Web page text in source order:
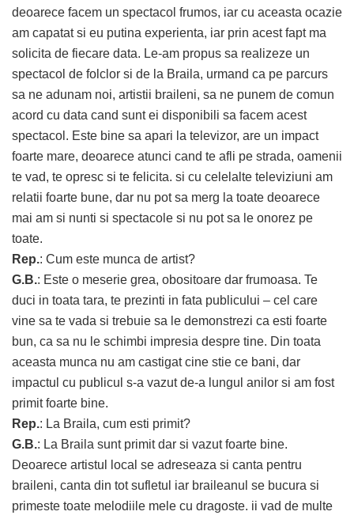
deoarece facem un spectacol frumos, iar cu aceasta ocazie
am capatat si eu putina experienta, iar prin acest fapt ma
solicita de fiecare data. Le-am propus sa realizeze un
spectacol de folclor si de la Braila, urmand ca pe parcurs
sa ne adunam noi, artistii braileni, sa ne punem de comun
acord cu data cand sunt ei disponibili sa facem acest
spectacol. Este bine sa apari la televizor, are un impact
foarte mare, deoarece atunci cand te afli pe strada, oamenii
te vad, te opresc si te felicita. si cu celelalte televiziuni am
relatii foarte bune, dar nu pot sa merg la toate deoarece
mai am si nunti si spectacole si nu pot sa le onorez pe
toate.
Rep.: Cum este munca de artist?
G.B.: Este o meserie grea, obositoare dar frumoasa. Te
duci in toata tara, te prezinti in fata publicului – cel care
vine sa te vada si trebuie sa le demonstrezi ca esti foarte
bun, ca sa nu le schimbi impresia despre tine. Din toata
aceasta munca nu am castigat cine stie ce bani, dar
impactul cu publicul s-a vazut de-a lungul anilor si am fost
primit foarte bine.
Rep.: La Braila, cum esti primit?
G.B.: La Braila sunt primit dar si vazut foarte bine.
Deoarece artistul local se adreseaza si canta pentru
braileni, canta din tot sufletul iar braileanul se bucura si
primeste toate melodiile mele cu dragoste. ii vad de multe